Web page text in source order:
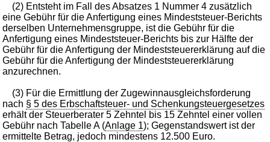
(2) Entsteht im Fall des Absatzes 1 Nummer 4 zusätzlich
eine Gebühr für die Anfertigung eines Mindeststeuer-Berichts
derselben Unternehmensgruppe, ist die Gebühr für die
Anfertigung eines Mindeststeuer-Berichts bis zur Hälfte der
Gebühr für die Anfertigung der Mindeststeuererklärung auf die
Gebühr für die Anfertigung der Mindeststeuererklärung
anzurechnen.
(3) Für die Ermittlung der Zugewinnausgleichsforderung
nach § 5 des Erbschaftsteuer- und Schenkungsteuergesetzes
erhält der Steuerberater 5 Zehntel bis 15 Zehntel einer vollen
Gebühr nach Tabelle A (Anlage 1); Gegenstandswert ist der
ermittelte Betrag, jedoch mindestens 12.500 Euro.